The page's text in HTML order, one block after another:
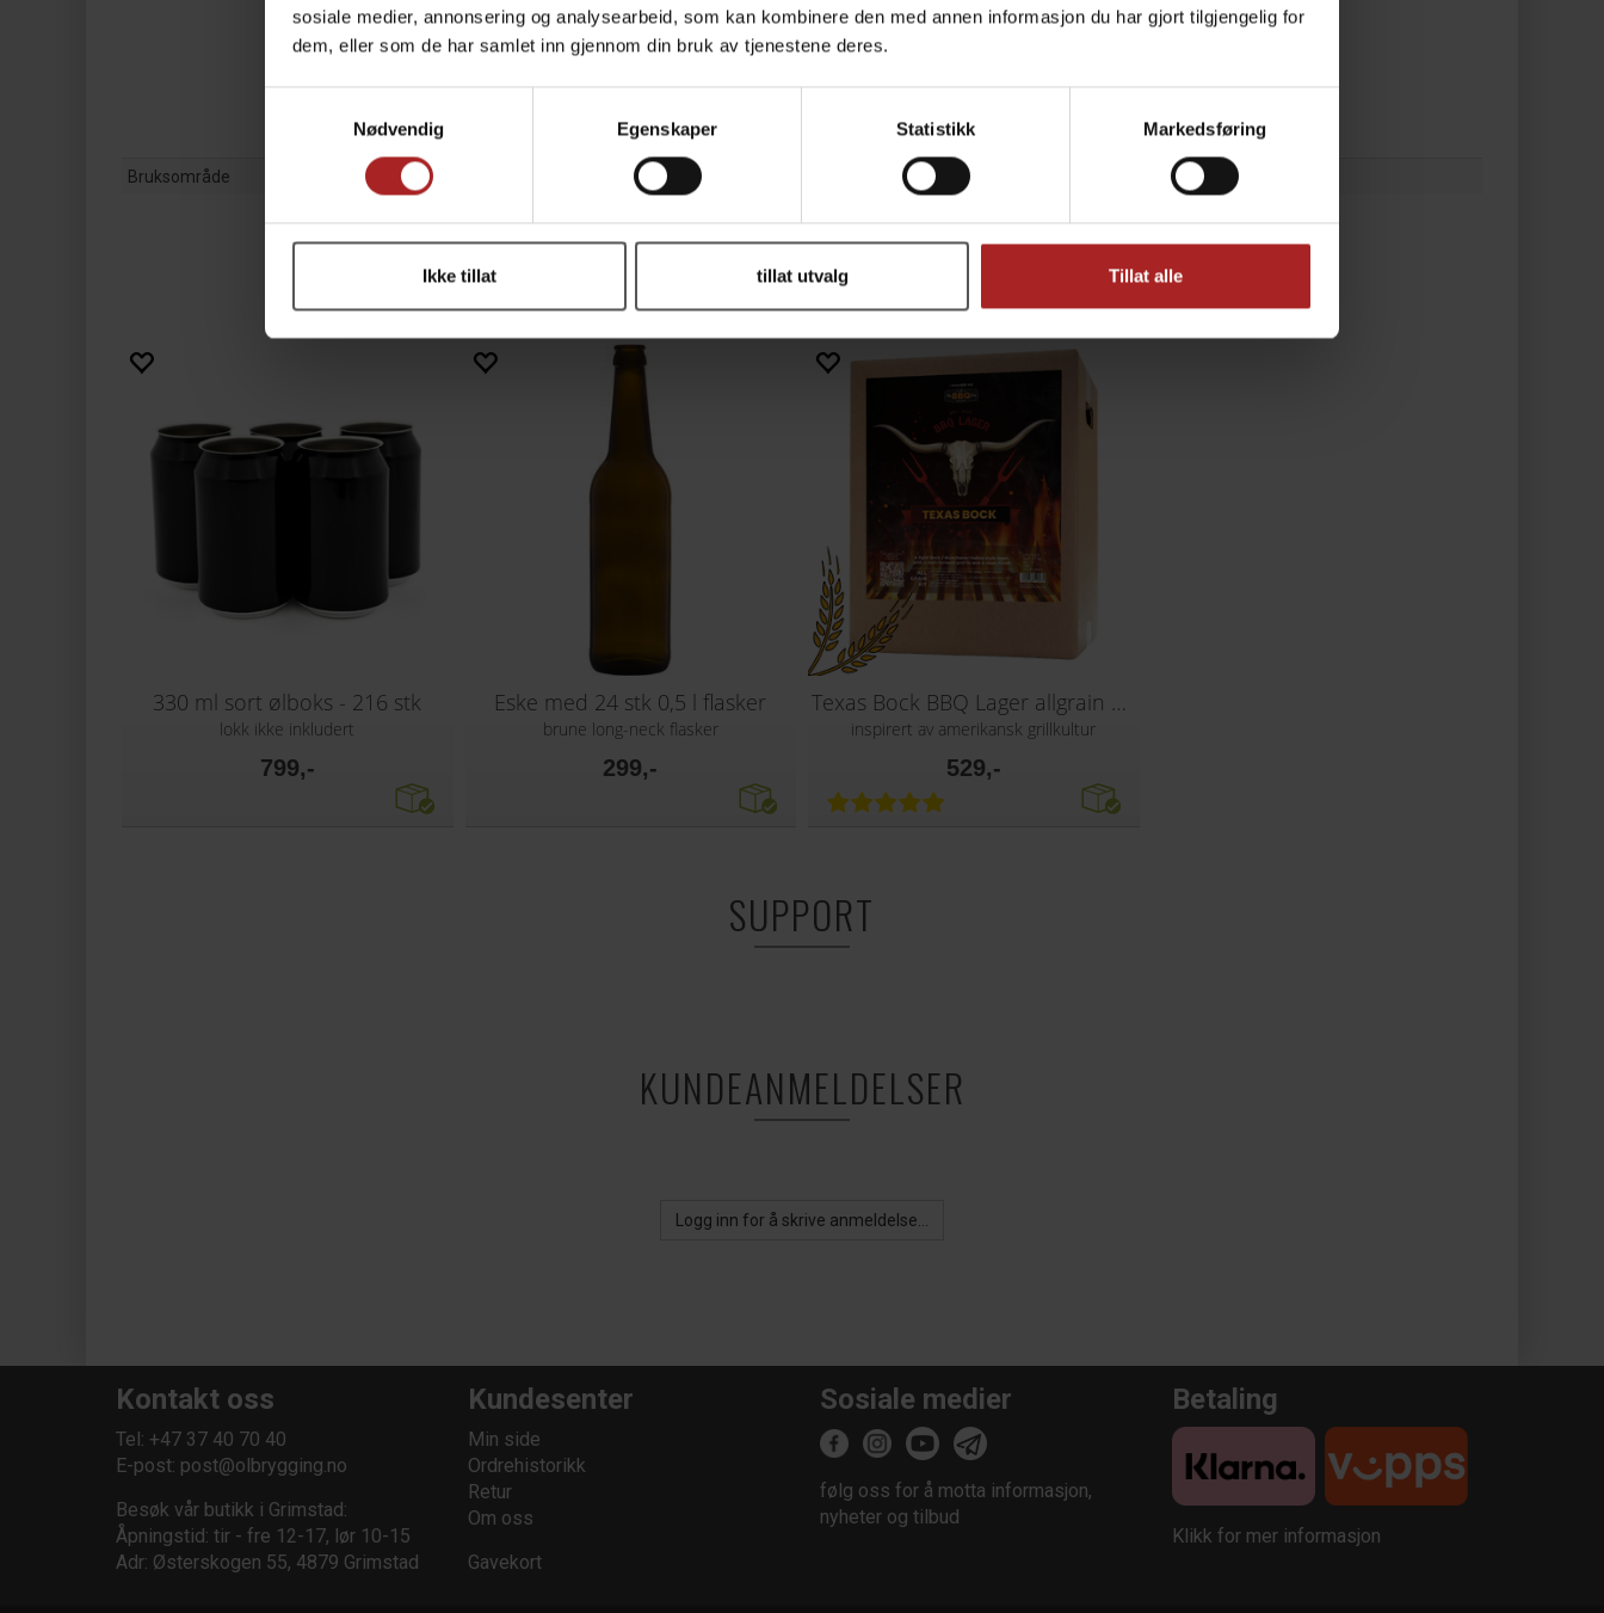
sosiale medier, annonsering og analysearbeid, som kan kombinere den med annen informasjon du har gjort tilgjengelig for
dem, eller som de har samlet inn gjennom din bruk av tjenestene deres.
Nødvendig
Egenskaper Statistikk Markedsføring
Ikke tillat tillat utvalg Tillat alle
TEKNISK INFO
Bruksområde
TILBEHØR
330 ml sort ølboks - 216 stk
lokk ikke inkludert
799,-
Eske med 24 stk 0,5 l flasker
brune long-neck flasker
299,-
Texas Bock BBQ Lager allgrain ølsett
inspirert av amerikansk grillkultur
529,-
SUPPORT
KUNDEANMELDELSER
Logg inn for å skrive anmeldelse...
Kontakt oss
Tel: +47 37 40 70 40
E-post: post@olbrygging.no
Besøk vår butikk i Grimstad:
Åpningstid: tir - fre 12-17, lør 10-15
Adr: Østerskogen 55, 4879 Grimstad
Kundesenter
Min side
Ordrehistorikk
Retur
Om oss
Gavekort
Sosiale medier
følg oss for å motta informasjon,
nyheter og tilbud
Betaling
Klikk for mer informasjon